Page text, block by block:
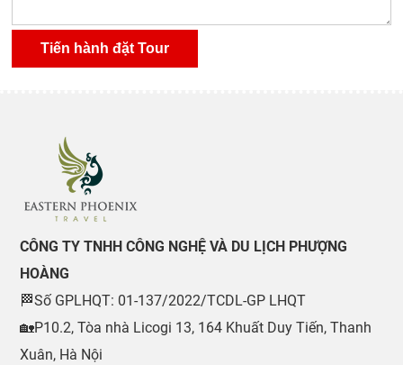
CÔNG TY TNHH CÔNG NGHỆ VÀ DU LỊCH PHƯỢNG
HOÀNG
🏁Số GPLHQT: 01-137/2022/TCDL-GP LHQT
🏡P10.2, Tòa nhà Licogi 13, 164 Khuất Duy Tiến, Thanh
Xuân, Hà Nội